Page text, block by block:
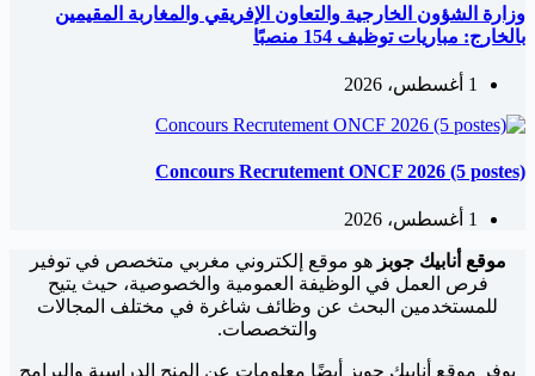
وزارة الشؤون الخارجية والتعاون الإفريقي والمغاربة المقيمين
بالخارج: مباريات توظيف 154 منصبًا
1 أغسطس، 2026
Concours Recrutement ONCF 2026 (5 postes)
1 أغسطس، 2026
موقع أنابيك جوبزهو موقع إلكتروني مغربي متخصص في توفير
فرص العمل في الوظيفة العمومية والخصوصية، حيث يتيح
للمستخدمين البحث عن وظائف شاغرة في مختلف المجالات
والتخصصات.
يوفر موقع أنابيك جوبز أيضًا معلومات عن المنح الدراسية والبرامج